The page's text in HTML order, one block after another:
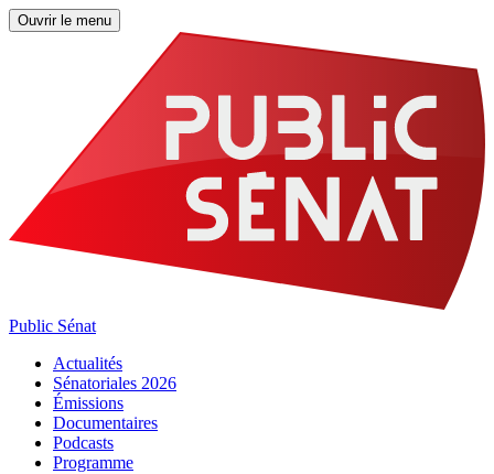
Ouvrir le menu
Public Sénat
Actualités
Sénatoriales 2026
Émissions
Documentaires
Podcasts
Programme